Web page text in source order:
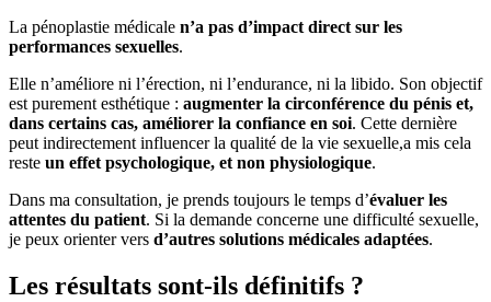
La pénoplastie médicale n’a pas d’impact direct sur les
performances sexuelles.
Elle n’améliore ni l’érection, ni l’endurance, ni la libido. Son objectif
est purement esthétique : augmenter la circonférence du pénis et,
dans certains cas, améliorer la confiance en soi. Cette dernière
peut indirectement influencer la qualité de la vie sexuelle,a mis cela
reste un effet psychologique, et non physiologique.
Dans ma consultation, je prends toujours le temps d’évaluer les
attentes du patient. Si la demande concerne une difficulté sexuelle,
je peux orienter vers d’autres solutions médicales adaptées.
Les résultats sont-ils définitifs ?